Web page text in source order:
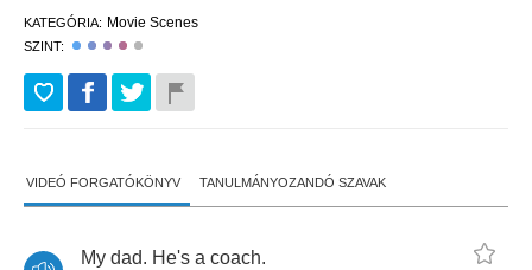
KATEGÓRIA: Movie Scenes
SZINT:
VIDEÓ FORGATÓKÖNYV TANULMÁNYOZANDÓ SZAVAK
My dad. He's a coach.